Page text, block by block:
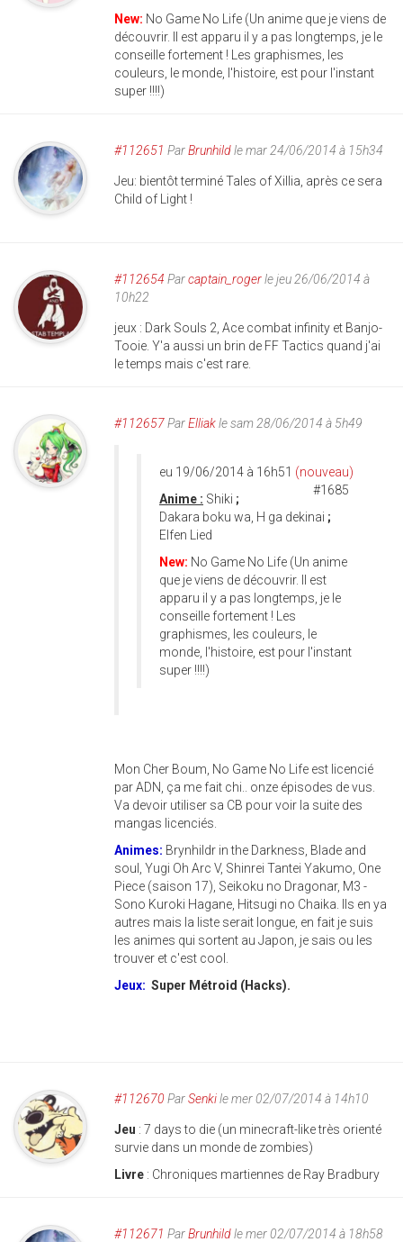
New: No Game No Life (Un anime que je viens de
découvrir. Il est apparu il y a pas longtemps, je le
conseille fortement ! Les graphismes, les
couleurs, le monde, l'histoire, est pour l'instant
super !!!!)
#112651 ParBrunhildle mar 24/06/2014 à 15h34
Jeu: bientôt terminé Tales of Xillia, après ce sera
Child of Light !
#112654 Parcaptain_rogerle jeu 26/06/2014 à
10h22
jeux : Dark Souls 2, Ace combat infinity et Banjo-
Tooie. Y'a aussi un brin de FF Tactics quand j'ai
le temps mais c'est rare.
#112657ParElliakle sam 28/06/2014 à 5h49
eu 19/06/2014 à 16h51 (nouveau)
#1685
Anime : Shiki ;
Dakara boku wa, H ga dekinai ;
Elfen Lied
New: No Game No Life (Un anime
que je viens de découvrir. Il est
apparu il y a pas longtemps, je le
conseille fortement ! Les
graphismes, les couleurs, le
monde, l'histoire, est pour l'instant
super !!!!)
Mon Cher Boum, No Game No Life est licencié
par ADN, ça me fait chi.. onze épisodes de vus.
Va devoir utiliser sa CB pour voir la suite des
mangas licenciés.
Animes: Brynhildr in the Darkness, Blade and
soul, Yugi Oh Arc V, Shinrei Tantei Yakumo, One
Piece (saison 17), Seikoku no Dragonar, M3 -
Sono Kuroki Hagane, Hitsugi no Chaika. Ils en ya
autres mais la liste serait longue, en fait je suis
les animes qui sortent au Japon, je sais ou les
trouver et c'est cool.
Jeux: Super Métroid (Hacks).
#112670 ParSenkile mer 02/07/2014 à 14h10
Jeu : 7 days to die (un minecraft-like très orienté
survie dans un monde de zombies)
Livre : Chroniques martiennes de Ray Bradbury
#112671 ParBrunhildle mer 02/07/2014 à 18h58